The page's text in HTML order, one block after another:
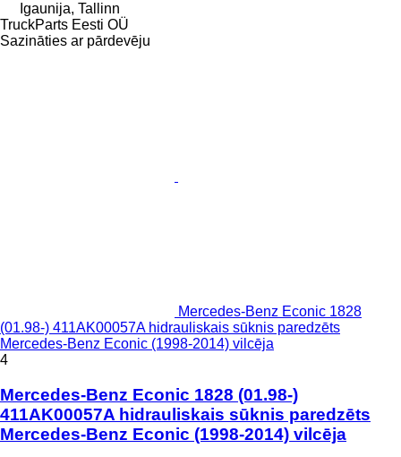
Igaunija, Tallinn
TruckParts Eesti OÜ
Sazināties ar pārdevēju
Mercedes-Benz Econic 1828
(01.98-) 411AK00057A hidrauliskais sūknis paredzēts
Mercedes-Benz Econic (1998-2014) vilcēja
4
Mercedes-Benz Econic 1828 (01.98-)
411AK00057A hidrauliskais sūknis paredzēts
Mercedes-Benz Econic (1998-2014) vilcēja